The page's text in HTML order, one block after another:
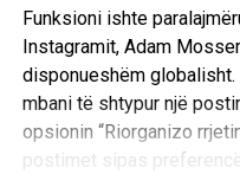
Funksioni ishte
Instagramit, Adam
disponueshëm
mbani të shtypur një
opsionin “Riorganizo
postimet sipas